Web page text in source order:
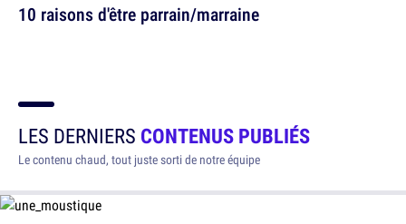
10 raisons d'être parrain/marraine
LES DERNIERS CONTENUS PUBLIÉS
Le contenu chaud, tout juste sorti de notre équipe